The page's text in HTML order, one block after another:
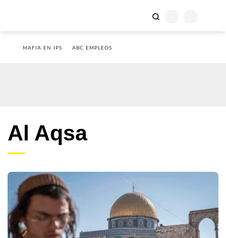
MAFIA EN IPS ABC EMPLEOS
Al Aqsa